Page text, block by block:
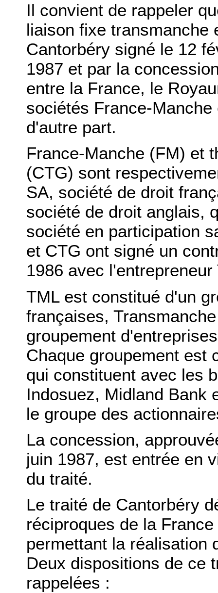
Il convient de rappeler
liaison fixe transmanche
Cantorbéry signé le 12
1987 et par la
entre la France, le
sociétés France-
d'autre part.
France-Manche (FM) et
(CTG) sont
SA, société de droit
société de droit anglais,
société en participation
et CTG ont signé un
1986 avec
TML est constitué d'un
françaises,
groupement
Chaque groupement est
qui constituent avec les
Indosuez, Midland Bank
le groupe des
La concession,
juin 1987, est entrée en
du traité.
Le traité de Cantorbéry
réciproques de la
permettant la réalisation
Deux dispositions de ce
rappelées :